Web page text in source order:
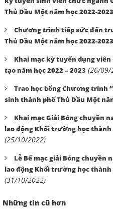
Thủ Dầu Một năm học 2022-2023
Chương trình tiếp sức đến
Thủ Dầu Một năm học 2022-2023
Khai mạc kỳ tuyển dụng
tạo năm học 2022 – 2023 (26/09/
Trao học bổng Chương trình
sinh thành phố Thủ Dầu Một
Khai mạc Giải Bóng chuyền
lao động Khối trường học thành
(25/10/2022)
Lễ Bế mạc giải Bóng chuyền
lao động Khối trường học thành
(31/10/2022)
Những tin cũ hơn